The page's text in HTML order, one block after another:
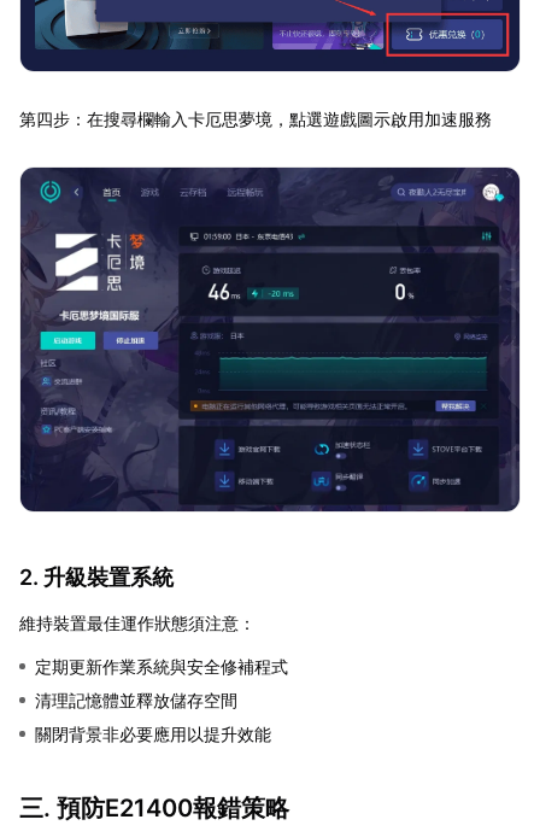
第四步：在搜尋欄輸入卡厄思夢境，點選遊戲圖示啟用加速服務
2. 升級裝置系統
維持裝置最佳運作狀態須注意：
定期更新作業系統與安全修補程式
清理記憶體並釋放儲存空間
關閉背景非必要應用以提升效能
三. 預防E21400報錯策略